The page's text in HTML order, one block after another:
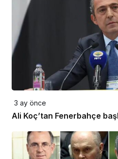
3 ay önce
Ali Koç’tan Fenerbahçe